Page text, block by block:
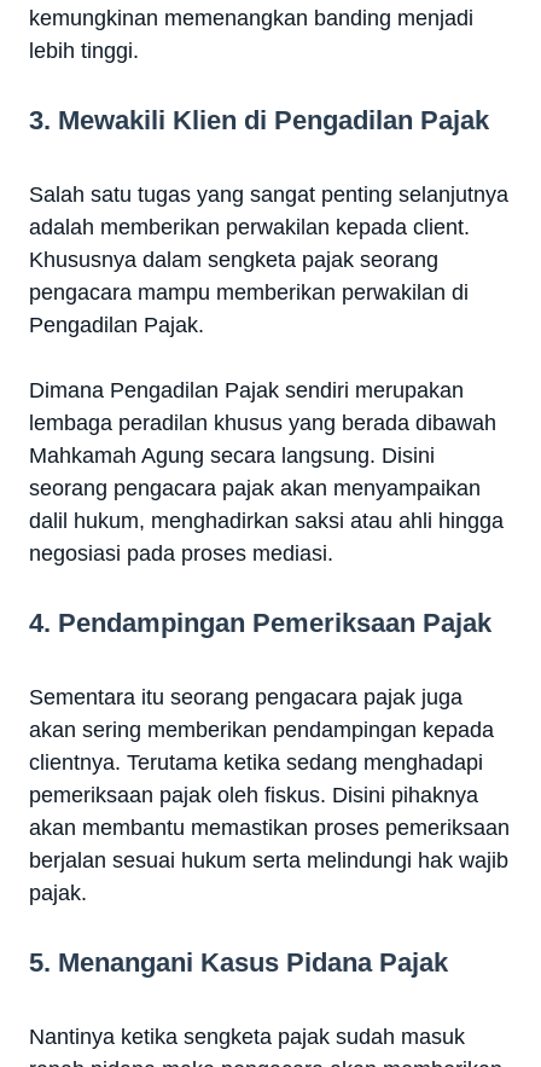
kemungkinan memenangkan banding menjadi
lebih tinggi.
3. Mewakili Klien di Pengadilan Pajak
Salah satu tugas yang sangat penting selanjutnya
adalah memberikan perwakilan kepada client.
Khususnya dalam sengketa pajak seorang
pengacara mampu memberikan perwakilan di
Pengadilan Pajak.
Dimana Pengadilan Pajak sendiri merupakan
lembaga peradilan khusus yang berada dibawah
Mahkamah Agung secara langsung. Disini
seorang pengacara pajak akan menyampaikan
dalil hukum, menghadirkan saksi atau ahli hingga
negosiasi pada proses mediasi.
4. Pendampingan Pemeriksaan Pajak
Sementara itu seorang pengacara pajak juga
akan sering memberikan pendampingan kepada
clientnya. Terutama ketika sedang menghadapi
pemeriksaan pajak oleh fiskus. Disini pihaknya
akan membantu memastikan proses pemeriksaan
berjalan sesuai hukum serta melindungi hak wajib
pajak.
5. Menangani Kasus Pidana Pajak
Nantinya ketika sengketa pajak sudah masuk